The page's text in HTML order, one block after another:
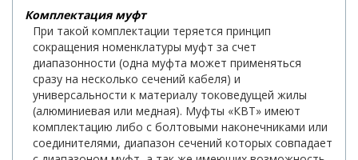
Комплектация муфт
При такой комплектации теряется принцип
сокращения номенклатуры муфт за счет
диапазонности (одна муфта может применяться
сразу на несколько сечений кабеля) и
универсальности к материалу токоведущей жилы
(алюминиевая или медная). Муфты «КВТ» имеют
комплектацию либо с болтовыми наконечниками или
соединителями, диапазон сечений которых совпадает